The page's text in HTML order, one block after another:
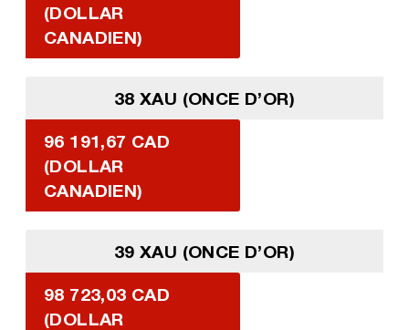
(DOLLAR
CANADIEN)
38 XAU (ONCE D’OR)
96 191,67 CAD
(DOLLAR
CANADIEN)
39 XAU (ONCE D’OR)
98 723,03 CAD
(DOLLAR